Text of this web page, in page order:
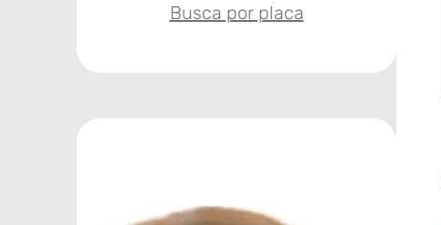
Busca por placa